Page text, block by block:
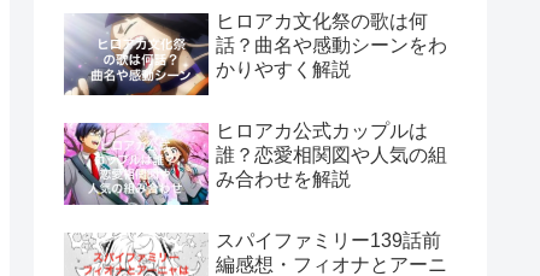
ヒロアカ文化祭の歌は何
話？曲名や感動シーンをわ
かりやすく解説
ヒロアカ公式カップルは
誰？恋愛相関図や人気の組
み合わせを解説
スパイファミリー139話前
編感想・フィオナとアーニ